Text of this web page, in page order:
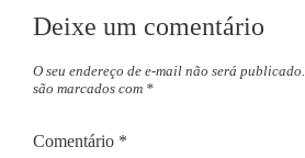
Deixe um comentário
O seu endereço de e-mail não será publicado.
são marcados com *
Comentário *